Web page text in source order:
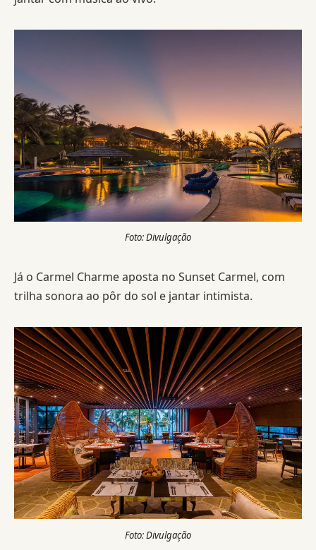
Foto: Divulgação
Já o Carmel Charme aposta no Sunset Carmel, com
trilha sonora ao pôr do sol e jantar intimista.
Foto: Divulgação